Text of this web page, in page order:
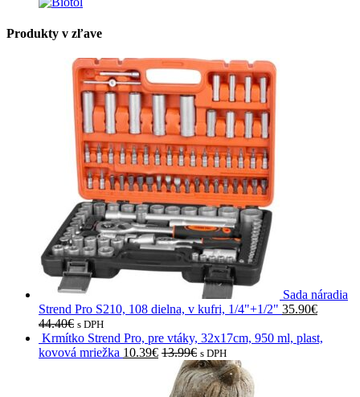
Produkty v zľave
Sada náradia
Strend Pro S210, 108 dielna, v kufri, 1/4"+1/2" 35.90€
44.40€ s DPH
Krmítko Strend Pro, pre vtáky, 32x17cm, 950 ml, plast,
kovová mriežka 10.39€ 13.99€ s DPH